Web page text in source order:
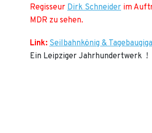
Regisseur Dirk Schneider im
MDR zu sehen.
Link: Seilbahnkönig &
Ein Leipziger Jahrhundertwerk !